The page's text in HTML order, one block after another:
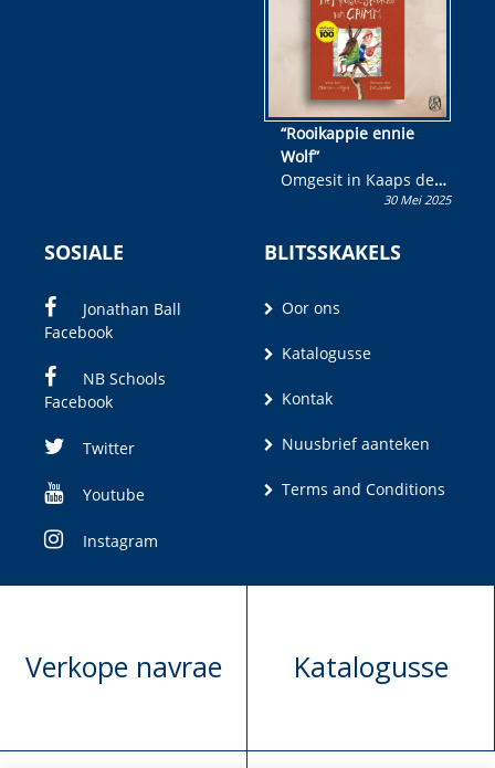
“Rooikappie ennie
Wolf”
Omgesit in Kaaps deur
Olivia M. Coetzee30 Mei 2025
SOSIALE
Jonathan Ball
Facebook
NB Schools
Facebook
Twitter
Youtube
Instagram
BLITSSKAKELS
Oor ons
Katalogusse
Kontak
Nuusbrief aanteken
Terms and Conditions
Verkope navrae Katalogusse